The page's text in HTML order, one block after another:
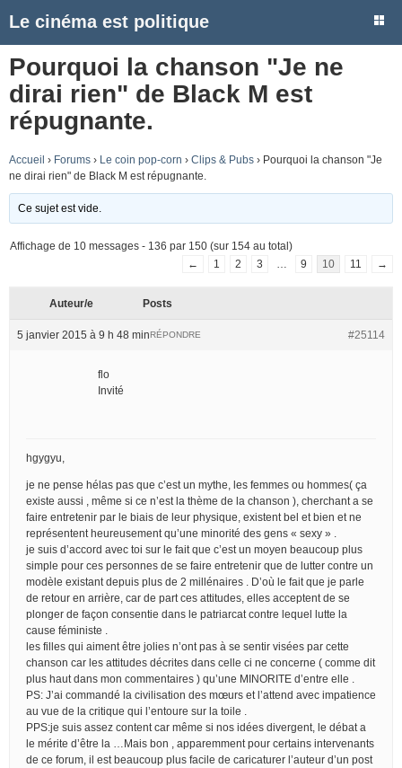
Le cinéma est politique
Pourquoi la chanson "Je ne
dirai rien" de Black M est
répugnante.
Accueil › Forums › Le coin pop-corn › Clips & Pubs › Pourquoi la chanson "Je
ne dirai rien" de Black M est répugnante.
Ce sujet est vide.
Affichage de 10 messages - 136 par 150 (sur 154 au total)
←
1 2 3 9 10 11 →
Auteur/e Posts
5 janvier 2015 à 9 h 48 min #25114
RÉPONDRE
flo
Invité
hgygyu,
je ne pense hélas pas que c’est un mythe, les femmes ou hommes( ça
existe aussi , même si ce n’est la thème de la chanson ), cherchant a se
faire entretenir par le biais de leur physique, existent bel et bien et ne
représentent heureusement qu’une minorité des gens « sexy » .
je suis d’accord avec toi sur le fait que c’est un moyen beaucoup plus
simple pour ces personnes de se faire entretenir que de lutter contre un
modèle existant depuis plus de 2 millénaires . D’où le fait que je parle
de retour en arrière, car de part ces attitudes, elles acceptent de se
plonger de façon consentie dans le patriarcat contre lequel lutte la
cause féministe .
les filles qui aiment être jolies n’ont pas à se sentir visées par cette
chanson car les attitudes décrites dans celle ci ne concerne ( comme dit
plus haut dans mon commentaires ) qu’une MINORITE d’entre elle .
PS: J’ai commandé la civilisation des mœurs et l’attend avec impatience
au vue de la critique qui l’entoure sur la toile .
PPS:je suis assez content car même si nos idées divergent, le débat a
le mérite d’être la …Mais bon , apparemment pour certains intervenants
de ce forum, il est beaucoup plus facile de caricaturer l’auteur d’un post